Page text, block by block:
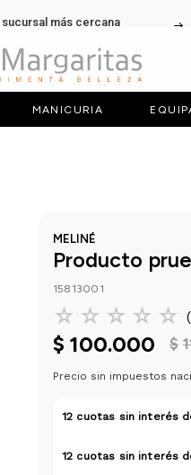
sucursal más cercana
MANICURIA
MELINÉ
Producto
15813001
☆ ☆ ☆ ☆ ☆ (
$ 100.000 $
Precio sin impuestos
12 cuotas sin interés
12 cuotas sin interés